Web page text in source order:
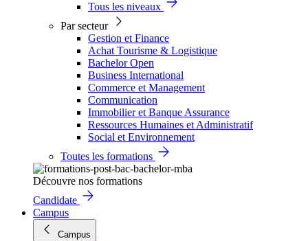
Tous les niveaux
Par secteur
Gestion et Finance
Achat Tourisme & Logistique
Bachelor Open
Business International
Commerce et Management
Communication
Immobilier et Banque Assurance
Ressources Humaines et Administratif
Social et Environnement
Toutes les formations
Découvre nos formations
Candidate
Campus
Campus